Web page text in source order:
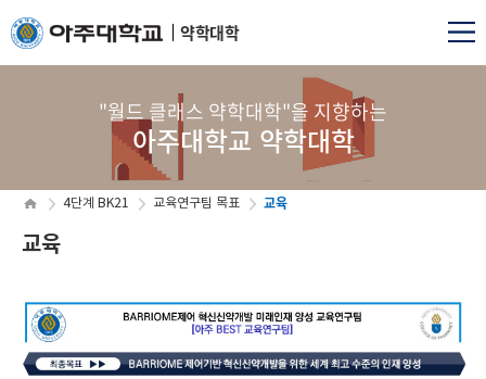
약학대학
"월드 클래스 약학대학"을 지향하는
아주대학교 약학대학
4단계 BK21 교육연구팀 목표 교육
교육